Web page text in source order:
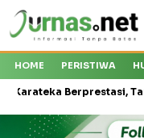
HOME PERISTIWA
Berprestasi, Target